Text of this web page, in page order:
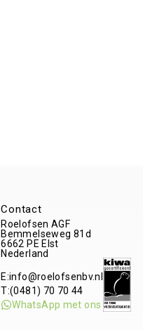
Contact
Roelofsen AGF
Bemmelseweg 81d
6662 PE Elst
Nederland
E:info@roelofsenbv.nl
T:(0481) 70 70 44
WhatsApp met ons